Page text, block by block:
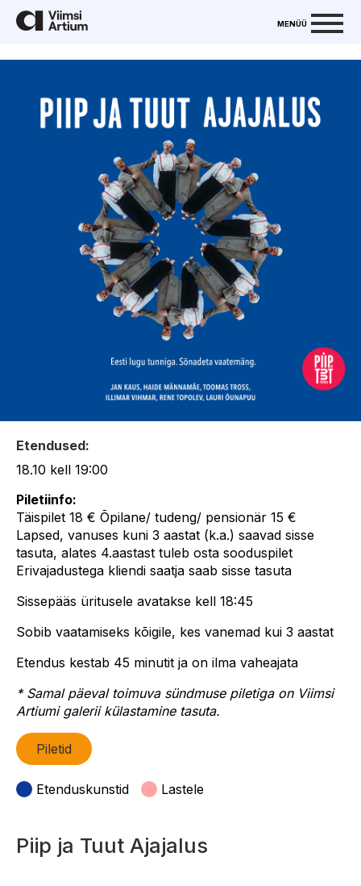
MENÜÜ
Etendused:
18.10 kell 19:00
Piletiinfo:
Täispilet 18 € Õpilane/ tudeng/ pensionär 15 €
Lapsed, vanuses kuni 3 aastat (k.a.) saavad sisse
tasuta, alates 4.aastast tuleb osta sooduspilet
Erivajadustega kliendi saatja saab sisse tasuta
Sissepääs üritusele avatakse kell 18:45
Sobib vaatamiseks kõigile, kes vanemad kui 3 aastat
Etendus kestab 45 minutit ja on ilma vaheajata
* Samal päeval toimuva sündmuse piletiga on Viimsi
Artiumi galerii külastamine tasuta.
Piletid
Etenduskunstid Lastele
Piip ja Tuut Ajajalus